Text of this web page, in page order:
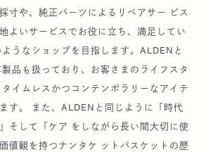
ホテル日航東京 レインボーテラス）
トラクター作品展示会『Heritage 伝ふるも
を開催（於：京都祇園茶屋「一力亭」）
寸や、純正パーツによるリペアサー ビス
よいサービスでお役に立ち、満足してい
うなショップを目指します。ALDENと
品も扱っており、お客さまのライフスタ
イムレスかつコンテンポラリーなアイテ
す。 また、ALDENと同じように「時代
そして「ケア をしながら長い間大切に使
値観を持つナンタケ ットバスケットの歴